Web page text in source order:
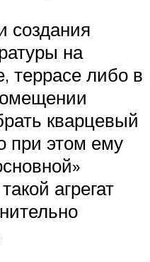
создания
на
террасе либо в
кварцевый
при этом ему
агрегат